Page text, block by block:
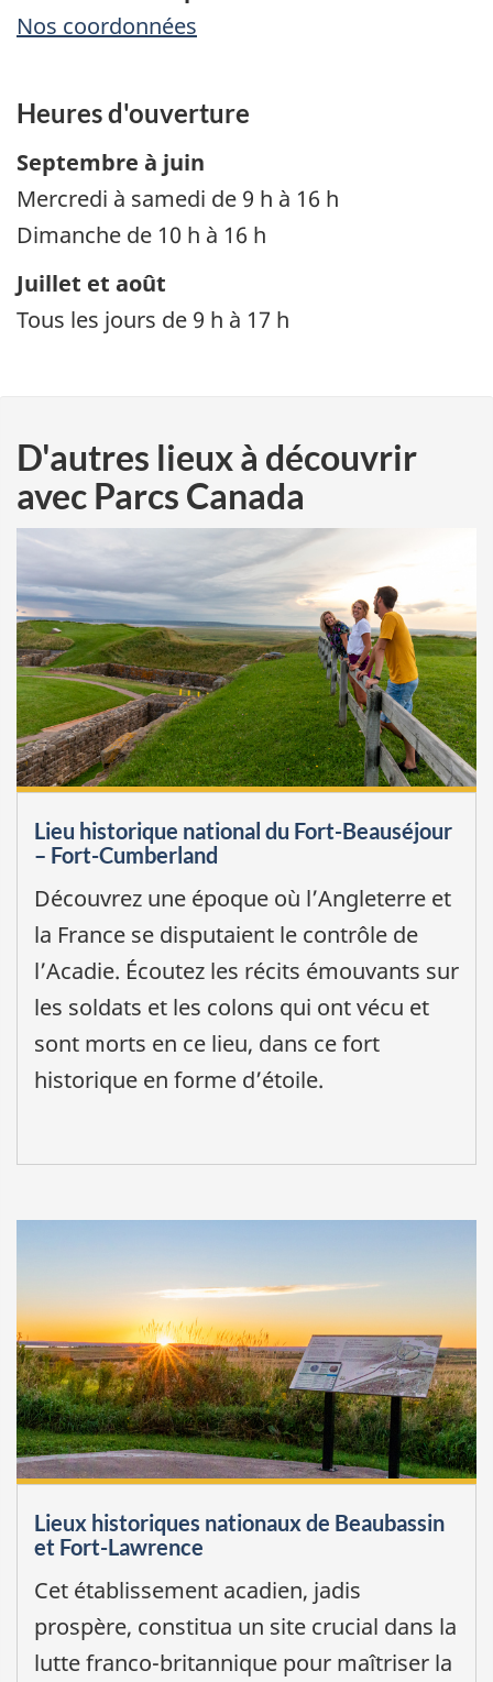
Nos coordonnées
Heures d'ouverture
Septembre à juin
Mercredi à samedi de 9 h à 16 h
Dimanche de 10 h à 16 h
Juillet et août
Tous les jours de 9 h à 17 h
D'autres lieux à découvrir
avec Parcs Canada
Lieu historique national du Fort-Beauséjour
– Fort-Cumberland
Découvrez une époque où l’Angleterre et
la France se disputaient le contrôle de
l’Acadie. Écoutez les récits émouvants sur
les soldats et les colons qui ont vécu et
sont morts en ce lieu, dans ce fort
historique en forme d’étoile.
Lieux historiques nationaux de Beaubassin
et Fort-Lawrence
Cet établissement acadien, jadis
prospère, constitua un site crucial dans la
lutte franco-britannique pour maîtriser la